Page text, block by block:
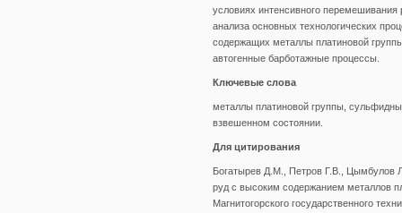
условиях интенсивного
анализа основных технологических
содержащих металлы платиновой
автогенные барботажные процессы.
Ключевые слова
металлы платиновой группы,
взвешенном состоянии.
Для цитирования
Богатырев Д.М., Петров Г.В., Цымбулов
руд с высоким содержанием металлов
Магнитогорского государственного